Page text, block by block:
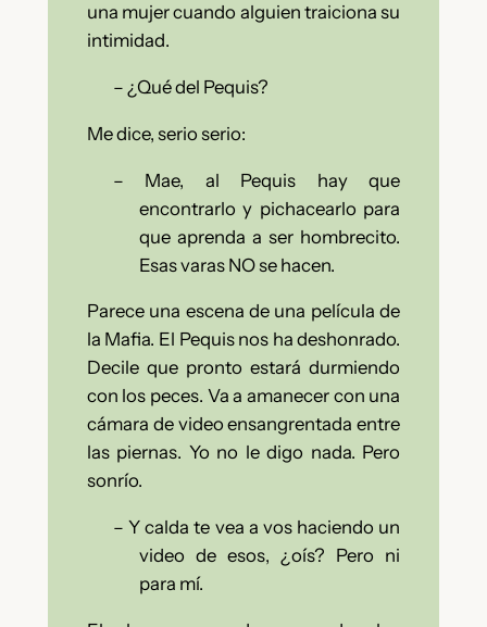
una mujer cuando alguien traiciona su
intimidad.
– ¿Qué del Pequis?
Me dice, serio serio:
–
Mae, al Pequis hay que
encontrarlo y pichacearlo para
que aprenda a ser hombrecito.
Esas varas NO se hacen.
Parece una escena de una película de
la Mafia. El Pequis nos ha deshonrado.
Decile que pronto estará durmiendo
con los peces. Va a amanecer con una
cámara de video ensangrentada entre
las piernas. Yo no le digo nada. Pero
sonrío.
– Y calda te vea a vos haciendo un
video de esos, ¿oís? Pero ni
para mí.